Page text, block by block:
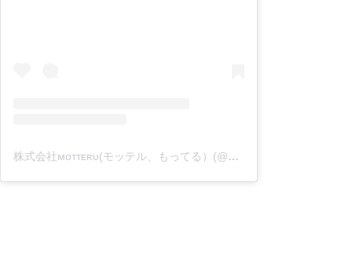
株式会社ᴍᴏᴛᴛᴇʀᴜ(モッテル、もってる）(@motteru_enjoy)がシェアした投稿